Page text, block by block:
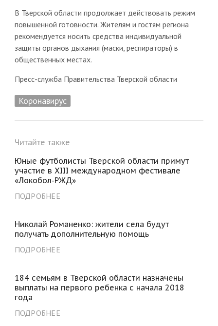
В Тверской области продолжает действовать режим
повышенной готовности. Жителям и гостям региона
рекомендуется носить средства индивидуальной
защиты органов дыхания (маски, респираторы) в
общественных местах.
Пресс-служба Правительства Тверской области
Коронавирус
Читайте также
Юные футболисты Тверской области примут
участие в XIII международном фестивале
«Локобол-РЖД»
ПОДРОБНЕЕ
Николай Романенко: жители села будут
получать дополнительную помощь
ПОДРОБНЕЕ
184 семьям в Тверской области назначены
выплаты на первого ребенка с начала 2018
года
ПОДРОБНЕЕ